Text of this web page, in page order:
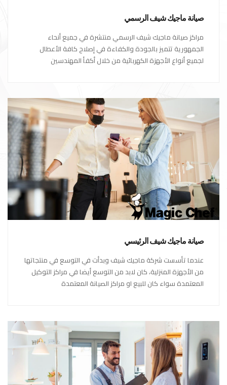
صيانة ماجيك شيف الرسمي
مراكز صيانة ماجيك شيف الرسمي منتشرة في جميع أنحاء
الجمهورية تتميز بالجودة والكفاءة في إصلاح كافة الأعطال
لجميع أنواع الأجهزة الكهربائية من خلال أكفأ المهندسين
صيانة ماجيك شيف الرئيسي
عندما تأسست شركة ماجيك شيف وبدأت في التوسع في منتجاتها
من الأجهزة المنزلية، كان لابد من التوسع أيضا في مراكز التوكيل
المعتمدة سواء كان للبيع او مراكز الصيانة المعتمدة